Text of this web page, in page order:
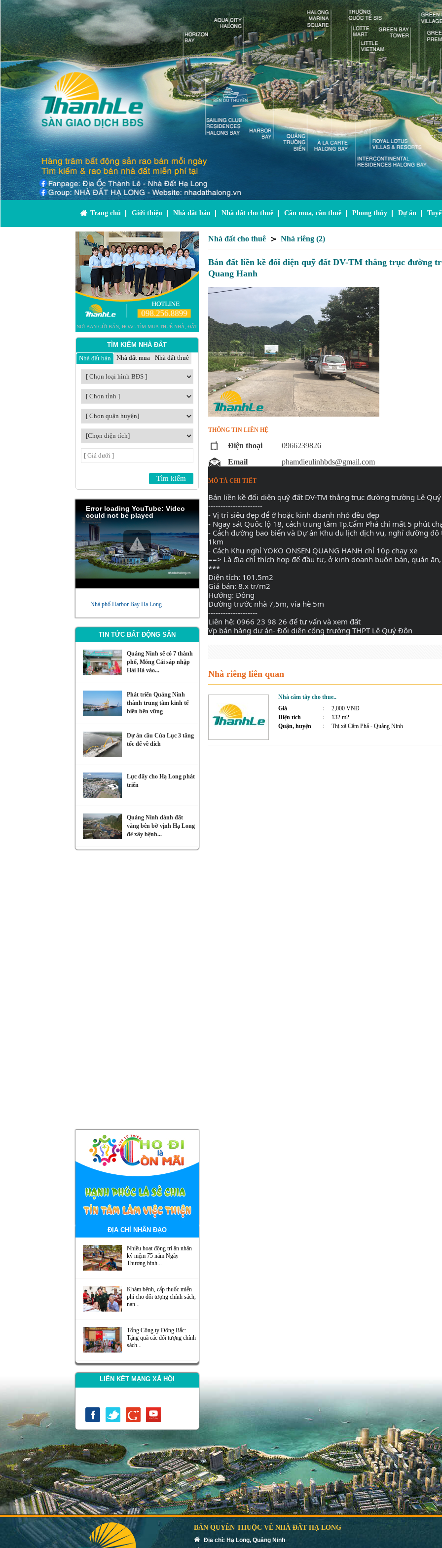
Trang chủ Giới thiệu Nhà đất bán Nhà đất cho thuê Cần mua, cần thuê Phong thủy Dự án
TÌM KIẾM NHÀ ĐẤT
Nhà đất bán
Nhà đất mua Nhà đất thuê
Error loading YouTube: Video
could not be played
Nhà phố Harbor Bay Hạ Long
TIN TỨC BẤT ĐỘNG SẢN
Quảng Ninh sẽ có 7 thành
phố, Móng Cái sáp nhập
Hải Hà vào...
Phát triển Quảng Ninh
thành trung tâm kinh tế
biển bền vững
Dự án cầu Cửa Lục 3 tăng
tốc để về đích
Lực đẩy cho Hạ Long phát
triển
Quảng Ninh dành đất
vàng bên bờ vịnh Hạ Long
để xây bệnh...
ĐỊA CHỈ NHÂN ĐẠO
Nhiều hoạt động tri ân nhân
kỷ niệm 75 năm Ngày
Thương binh...
Khám bệnh, cấp thuốc miễn
phí cho đối tượng chính sách,
nạn...
Tổng Công ty Đông Bắc:
Tặng quà các đối tượng chính
sách...
LIÊN KẾT MẠNG XÃ HỘI
Nhà đất cho thuê Nhà riêng (2)
Bán đất liền kề đối diện quỹ đất DV-TM thẳng trục đường
Quang Hanh
THÔNG TIN LIÊN HỆ
Điện thoại
0966239826
Email
phamdieulinhbds@gmail.com
MÔ TẢ CHI TIẾT
Bán liền kề đối diện quỹ đất DV-TM thẳng trục đường trường Lê
----------------------
- Vị trí siêu đẹp để ở hoặc kinh doanh nhỏ đều đẹp
- Ngay sát Quốc lộ 18, cách trung tâm Tp.Cẩm Phả chỉ mất 5 phút
- Cách đường bao biển và Dự án Khu du lịch dịch vụ, nghỉ dưỡng đô
1km
- Cách Khu nghỉ YOKO ONSEN QUANG HANH chỉ 10p chạy xe
==> Là địa chỉ thích hợp để đầu tư, ở kinh doanh buôn bán, quán
***
Diện tích: 101.5m2
Giá bán: 8.x tr/m2
Hướng: Đông
Đường trước nhà 7,5m, vía hè 5m
--------------------
Liên hệ: 0966 23 98 26 để tư vấn và xem đất
Vp bán hàng dự án- Đối diện cổng trường THPT Lê Quý Đôn
Nhà riêng liên quan
Nhà cẩm tây cho thue..
Giá
2,000 VNĐ
Diện tích
132 m2
Quận, huyện
Thị xã Cẩm Phả - Quảng Ninh
BẢN QUYỀN THUỘC VỀ NHÀ ĐẤT HẠ LONG
Địa chỉ: Hạ Long, Quảng Ninh